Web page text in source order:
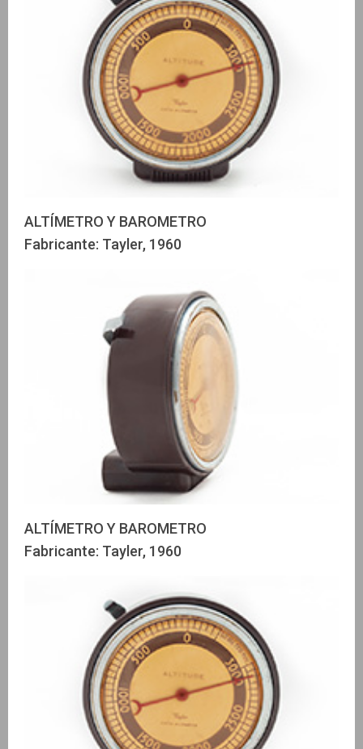
ALTÍMETRO Y BAROMETRO
Fabricante: Tayler, 1960
ALTÍMETRO Y BAROMETRO
Fabricante: Tayler, 1960